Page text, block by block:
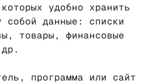
удобно хранить
собой данные: списки
товары, финансовые
программа или сайт